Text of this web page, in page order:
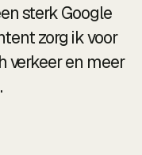
sterk Google
zorg ik voor
verkeer en meer